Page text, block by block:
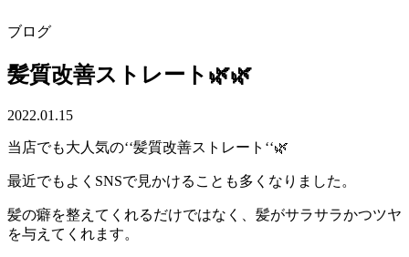
ブログ
髪質改善ストレート🌿🌿
2022.01.15
当店でも大人気の‘‘髪質改善ストレート‘‘🌿
最近でもよくSNSで見かけることも多くなりました。
髪の癖を整えてくれるだけではなく、髪がサラサラかつツヤ
を与えてくれます。